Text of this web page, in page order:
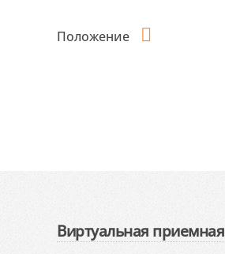
Положение
Виртуальная приемная